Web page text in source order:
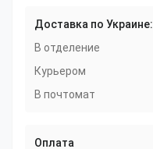
Доставка по Украине:
В отделение
Курьером
В почтомат
Оплата